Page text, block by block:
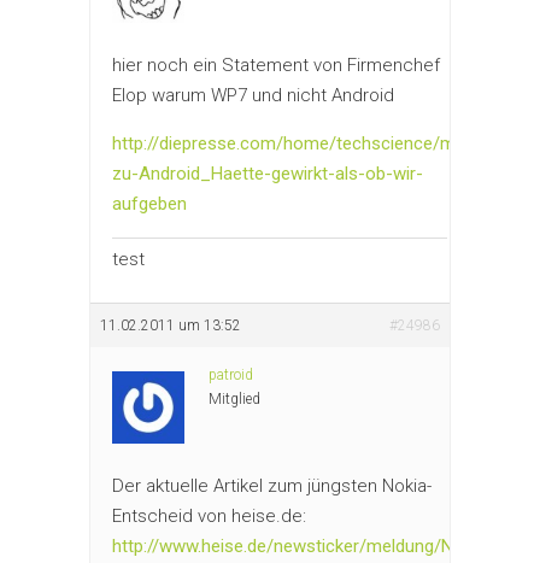
hier noch ein Statement von Firmenchef
Elop warum WP7 und nicht Android
http://diepresse.com/home/techscience/mobil/
zu-Android_Haette-gewirkt-als-ob-wir-
aufgeben
test
11.02.2011 um 13:52 #24986
patroid
Mitglied
Der aktuelle Artikel zum jüngsten Nokia-
Entscheid von heise.de:
http://www.heise.de/newsticker/meldung/Nokia-